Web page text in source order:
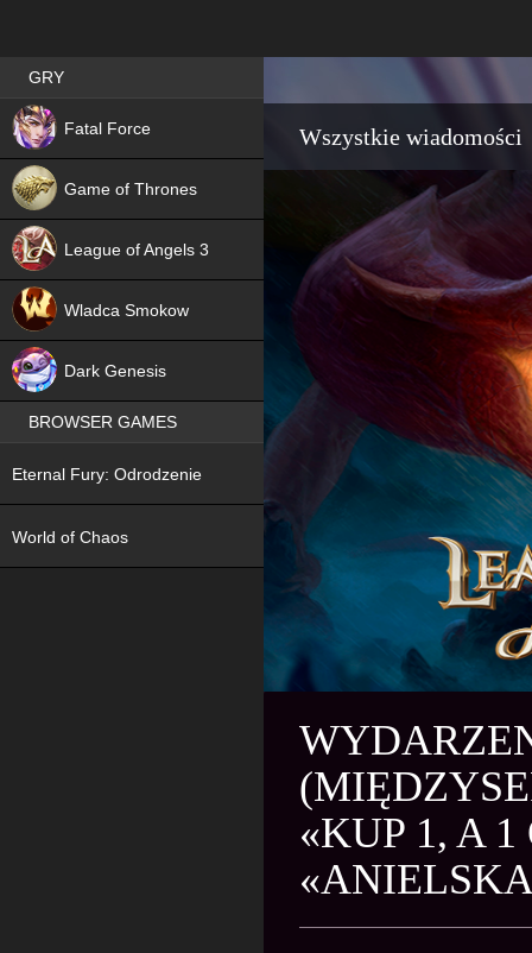
Wszystkie wiadomości
«KUP 1, A
Best RPG games in Poland
GRY
Fatal Force
NEW
Game of Thrones
League of Angels 3
Wladca Smokow
Dark Genesis
BROWSER GAMES
Eternal Fury: Odrodzenie
NEW
World of Chaos